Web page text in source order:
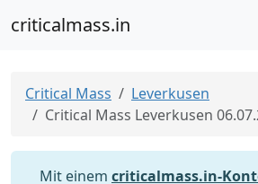
criticalmass.in
Critical Mass
Leverkusen
Critical Mass Leverkusen
Mit einem criticalmass.in-